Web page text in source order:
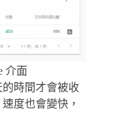
介面
時間才會被收
度也會變快，